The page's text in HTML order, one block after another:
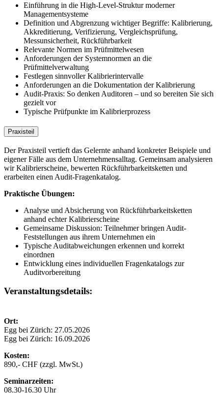
Einführung in die High-Level-Struktur moderner
Managementsysteme
Definition und Abgrenzung wichtiger Begriffe: Kalibrierung,
Akkreditierung, Verifizierung, Vergleichsprüfung,
Messunsicherheit, Rückführbarkeit
Relevante Normen im Prüfmittelwesen
Anforderungen der Systemnormen an die
Prüfmittelverwaltung
Festlegen sinnvoller Kalibrierintervalle
Anforderungen an die Dokumentation der Kalibrierung
Audit-Praxis: So denken Auditoren – und so bereiten Sie sich
gezielt vor
Typische Prüfpunkte im Kalibrierprozess
Praxisteil
Der Praxisteil vertieft das Gelernte anhand konkreter Beispiele und
eigener Fälle aus dem Unternehmensalltag. Gemeinsam analysieren
wir Kalibrierscheine, bewerten Rückführbarkeitsketten und
erarbeiten einen Audit-Fragenkatalog.
Praktische Übungen:
Analyse und Absicherung von Rückführbarkeitsketten
anhand echter Kalibrierscheine
Gemeinsame Diskussion: Teilnehmer bringen Audit-
Feststellungen aus ihrem Unternehmen ein
Typische Auditabweichungen erkennen und korrekt
einordnen
Entwicklung eines individuellen Fragenkatalogs zur
Auditvorbereitung
Veranstaltungsdetails:
Ort:
Egg bei Zürich: 27.05.2026
Egg bei Zürich: 16.09.2026
Kosten:
890,- CHF (zzgl. MwSt.)
Seminarzeiten:
08.30-16.30 Uhr